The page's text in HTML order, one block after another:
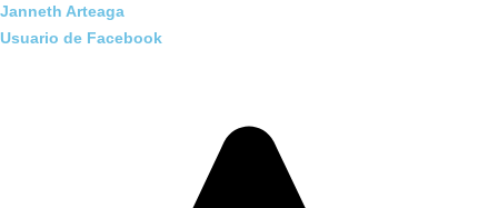
Janneth Arteaga
Usuario de Facebook